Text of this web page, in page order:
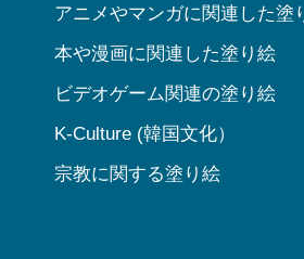
アニメやマンガに関連した塗
本や漫画に関連した塗り絵
ビデオゲーム関連の塗り絵
K-Culture (韓国文化）
宗教に関する塗り絵